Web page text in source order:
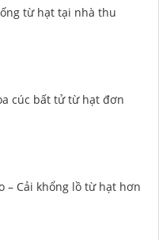
từ hạt tại nhà thu
cúc bất tử từ hạt đơn
– Cải khổng lồ từ hạt hơn